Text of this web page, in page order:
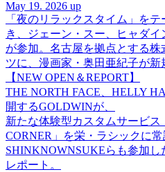
May 19. 2026 up
「夜のリラックスタイム」を
き、ジェーン・スー、ヒャダ
が参加。名古屋を拠点とする
ツに、漫画家・奥田亜紀子が新
【NEW OPEN＆REPORT】
THE NORTH FACE、HELLY
開するGOLDWINが、
新たな体験型カスタムサービス
CORNER」を栄・ラシックに常
SHINKNOWNSUKEらも参加
レポート。